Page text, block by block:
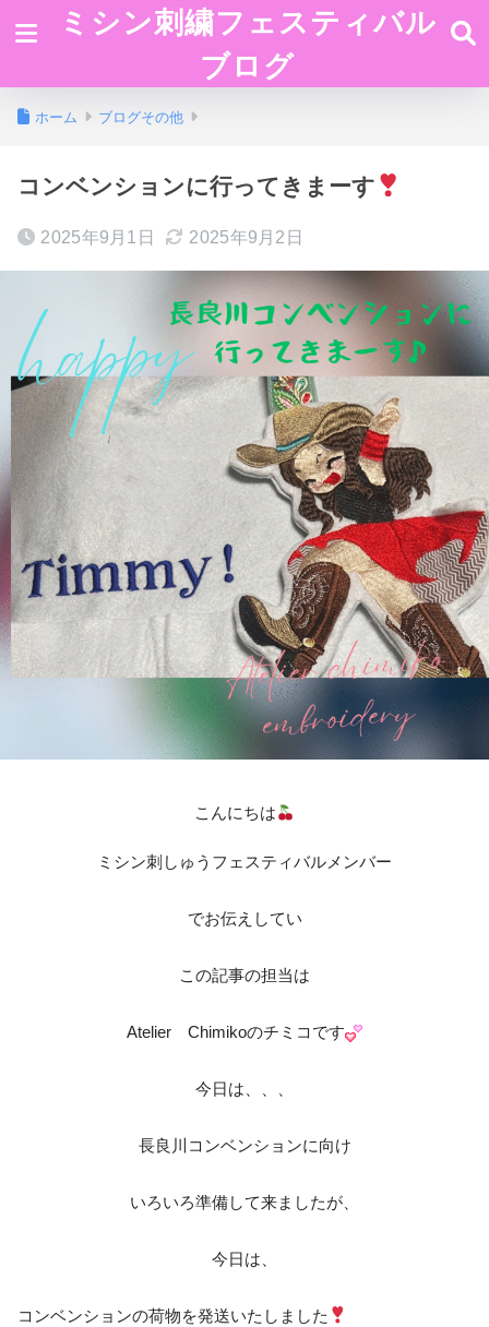
ミシン刺繍フェスティバル
ブログ
ホーム ブログその他
コンベンションに行ってきまーす
2025年9月1日 2025年9月2日
こんにちは
ミシン刺しゅうフェスティバルメンバー
でお伝えしてい
この記事の担当は
Atelier Chimikoのチミコです
今日は、、、
長良川コンベンションに向け
いろいろ準備して来ましたが、
今日は、
コンベンションの荷物を発送いたしました